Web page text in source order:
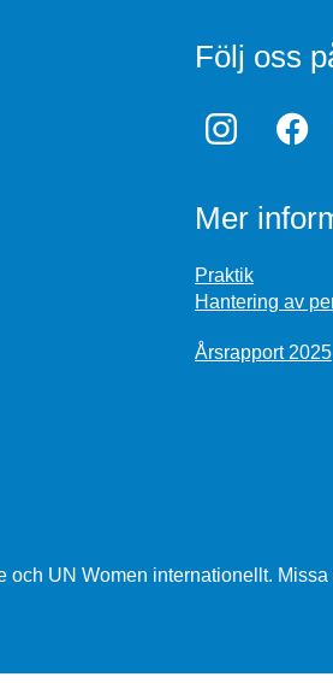
Följ oss
Mer
Praktik
Hantering av
Årsrapport 2025
UN Women internationellt.